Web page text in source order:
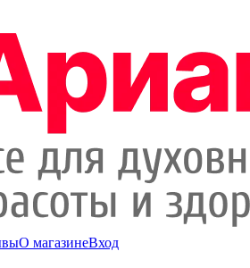
О магазинеВход